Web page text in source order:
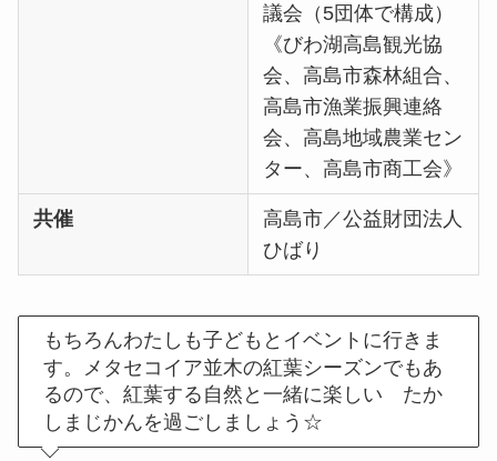
議会（5団体で構成）
《びわ湖高島観光協
会、高島市森林組合、
高島市漁業振興連絡
会、高島地域農業セン
ター、高島市商工会》
共催
高島市／公益財団法人
ひばり
もちろんわたしも子どもとイベントに行きま
す。メタセコイア並木の紅葉シーズンでもあ
るので、紅葉する自然と一緒に楽しい たか
しまじかんを過ごしましょう☆